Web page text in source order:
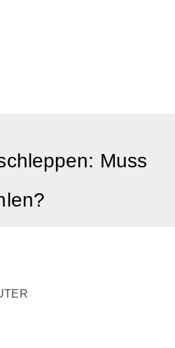
Muss